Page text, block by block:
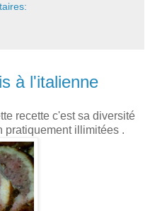
à l'italienne
recette c'est sa diversité
illimitées .